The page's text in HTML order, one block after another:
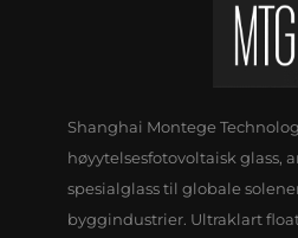
Shanghai Montege
høyytelsesfotovoltaisk glass,
spesialglass til globale
byggindustrier. Ultraklart